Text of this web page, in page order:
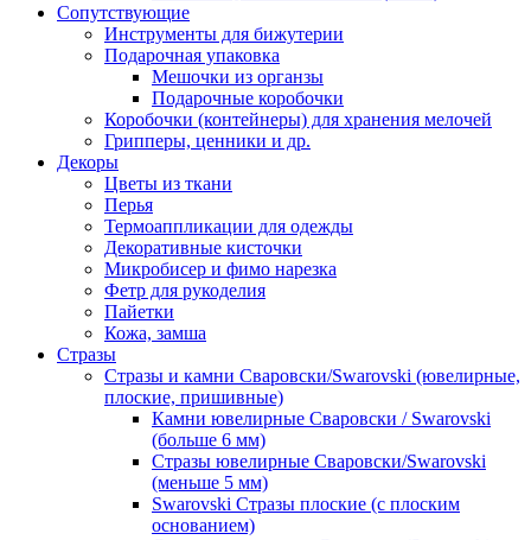
Сопутствующие
Инструменты для бижутерии
Подарочная упаковка
Мешочки из органзы
Подарочные коробочки
Коробочки (контейнеры) для хранения мелочей
Грипперы, ценники и др.
Декоры
Цветы из ткани
Перья
Термоаппликации для одежды
Декоративные кисточки
Микробисер и фимо нарезка
Фетр для рукоделия
Пайетки
Кожа, замша
Стразы
Стразы и камни Сваровски/Swarovski (ювелирные,
плоские, пришивные)
Камни ювелирные Сваровски / Swarovski
(больше 6 мм)
Стразы ювелирные Сваровски/Swarovski
(меньше 5 мм)
Swarovski Стразы плоские (с плоским
основанием)